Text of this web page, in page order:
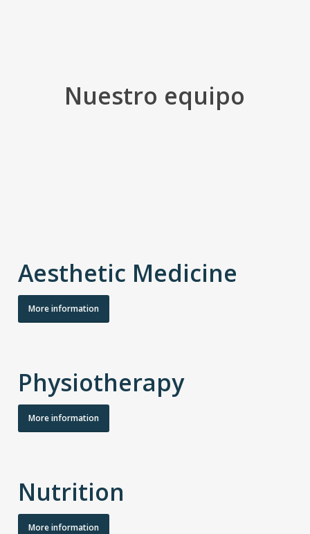
Nuestro equipo
Aesthetic Medicine
More information
Physiotherapy
More information
Nutrition
More information